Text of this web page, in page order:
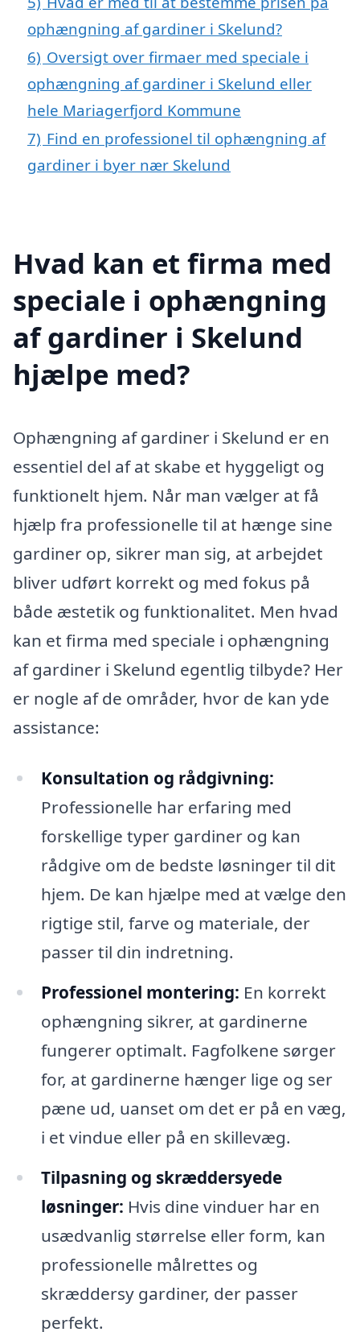
ophængning af gardiner i Skelund?
6) Oversigt over firmaer med speciale i
ophængning af gardiner i Skelund eller
hele Mariagerfjord Kommune
7) Find en professionel til ophængning af
gardiner i byer nær Skelund
Hvad kan et firma med
speciale i ophængning
af gardiner i Skelund
hjælpe med?
Ophængning af gardiner i Skelund er en
essentiel del af at skabe et hyggeligt og
funktionelt hjem. Når man vælger at få
hjælp fra professionelle til at hænge sine
gardiner op, sikrer man sig, at arbejdet
bliver udført korrekt og med fokus på
både æstetik og funktionalitet. Men hvad
kan et firma med speciale i ophængning
af gardiner i Skelund egentlig tilbyde? Her
er nogle af de områder, hvor de kan yde
assistance:
Konsultation og rådgivning:
Professionelle har erfaring med
forskellige typer gardiner og kan
rådgive om de bedste løsninger til dit
hjem. De kan hjælpe med at vælge den
rigtige stil, farve og materiale, der
passer til din indretning.
Professionel montering: En korrekt
ophængning sikrer, at gardinerne
fungerer optimalt. Fagfolkene sørger
for, at gardinerne hænger lige og ser
pæne ud, uanset om det er på en væg,
i et vindue eller på en skillevæg.
Tilpasning og skræddersyede
løsninger: Hvis dine vinduer har en
usædvanlig størrelse eller form, kan
professionelle målrettes og
skræddersy gardiner, der passer
perfekt.